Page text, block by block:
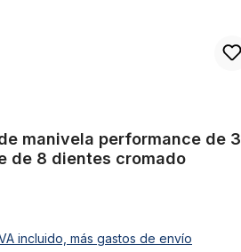
manivela performance de 3
de 8 dientes cromado
incluido, más gastos de envío